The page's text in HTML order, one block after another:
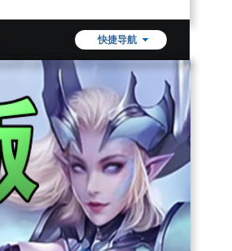
快捷导航